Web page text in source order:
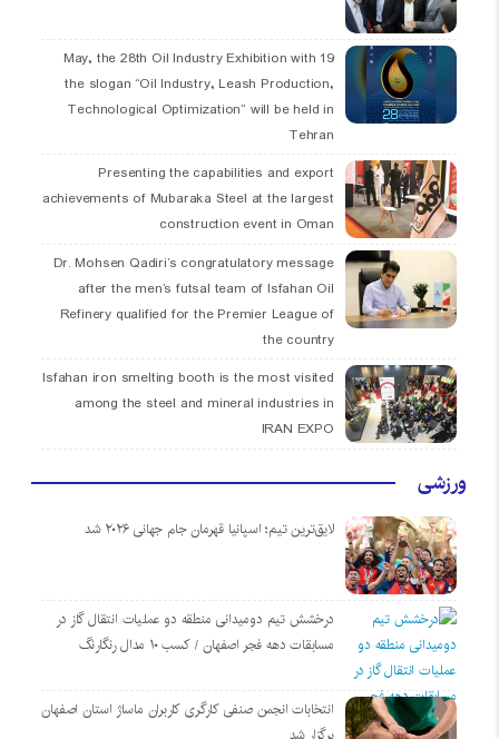
19 May, the 28th Oil Industry Exhibition with
the slogan “Oil Industry, Leash Production,
Technological Optimization” will be held in
Tehran
Presenting the capabilities and export
achievements of Mubaraka Steel at the largest
construction event in Oman
Dr. Mohsen Qadiri’s congratulatory message
after the men’s futsal team of Isfahan Oil
Refinery qualified for the Premier League of
the country
Isfahan iron smelting booth is the most visited
among the steel and mineral industries in
IRAN EXPO
ورزشی
لایق‌ترین تیم؛ اسپانیا قهرمان جام جهانی ۲۰۲۶ شد
درخشش تیم دومیدانی منطقه دو عملیات انتقال گاز در
مسابقات دهه فجر اصفهان / کسب ۱۰ مدال رنگارنگ
انتخابات انجمن صنفی کارگری کاربران ماساژ استان اصفهان